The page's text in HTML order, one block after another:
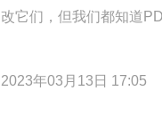
改它们，但我们都知道
2023年03月13日 17:05